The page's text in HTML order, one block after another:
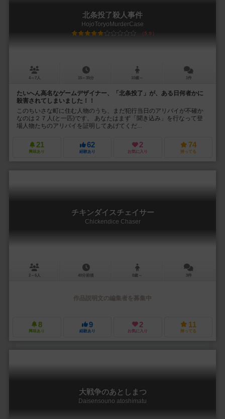
北条投了殺人事件
HojoToryoMurderCase
5.9
4～7人 15～35分 10歳～ 1件
たいへん高名なゲームデザイナー、「北条投了」が、ある日何者かに
殺害されてしまいました！！
このちいさな町に住む人物のうち、まだ犯行当日のアリバイが不確か
なのは２７人(と一匹)です。 あなたはまず「聞き込み」を行なって登
場人物たちのアリバイを証明してあげてくだ...
21
興味あり
62
経験あり
2
お気に入り
74
持ってる
チキンダイスチェイサー
Chickendice Chaser
2～6人 40分前後 8歳～ 3件
作品説明文の編集者を募集中
8
興味あり
9
経験あり
2
お気に入り
11
持ってる
大戦争のあとしまつ
Daisensouno atoshimatu